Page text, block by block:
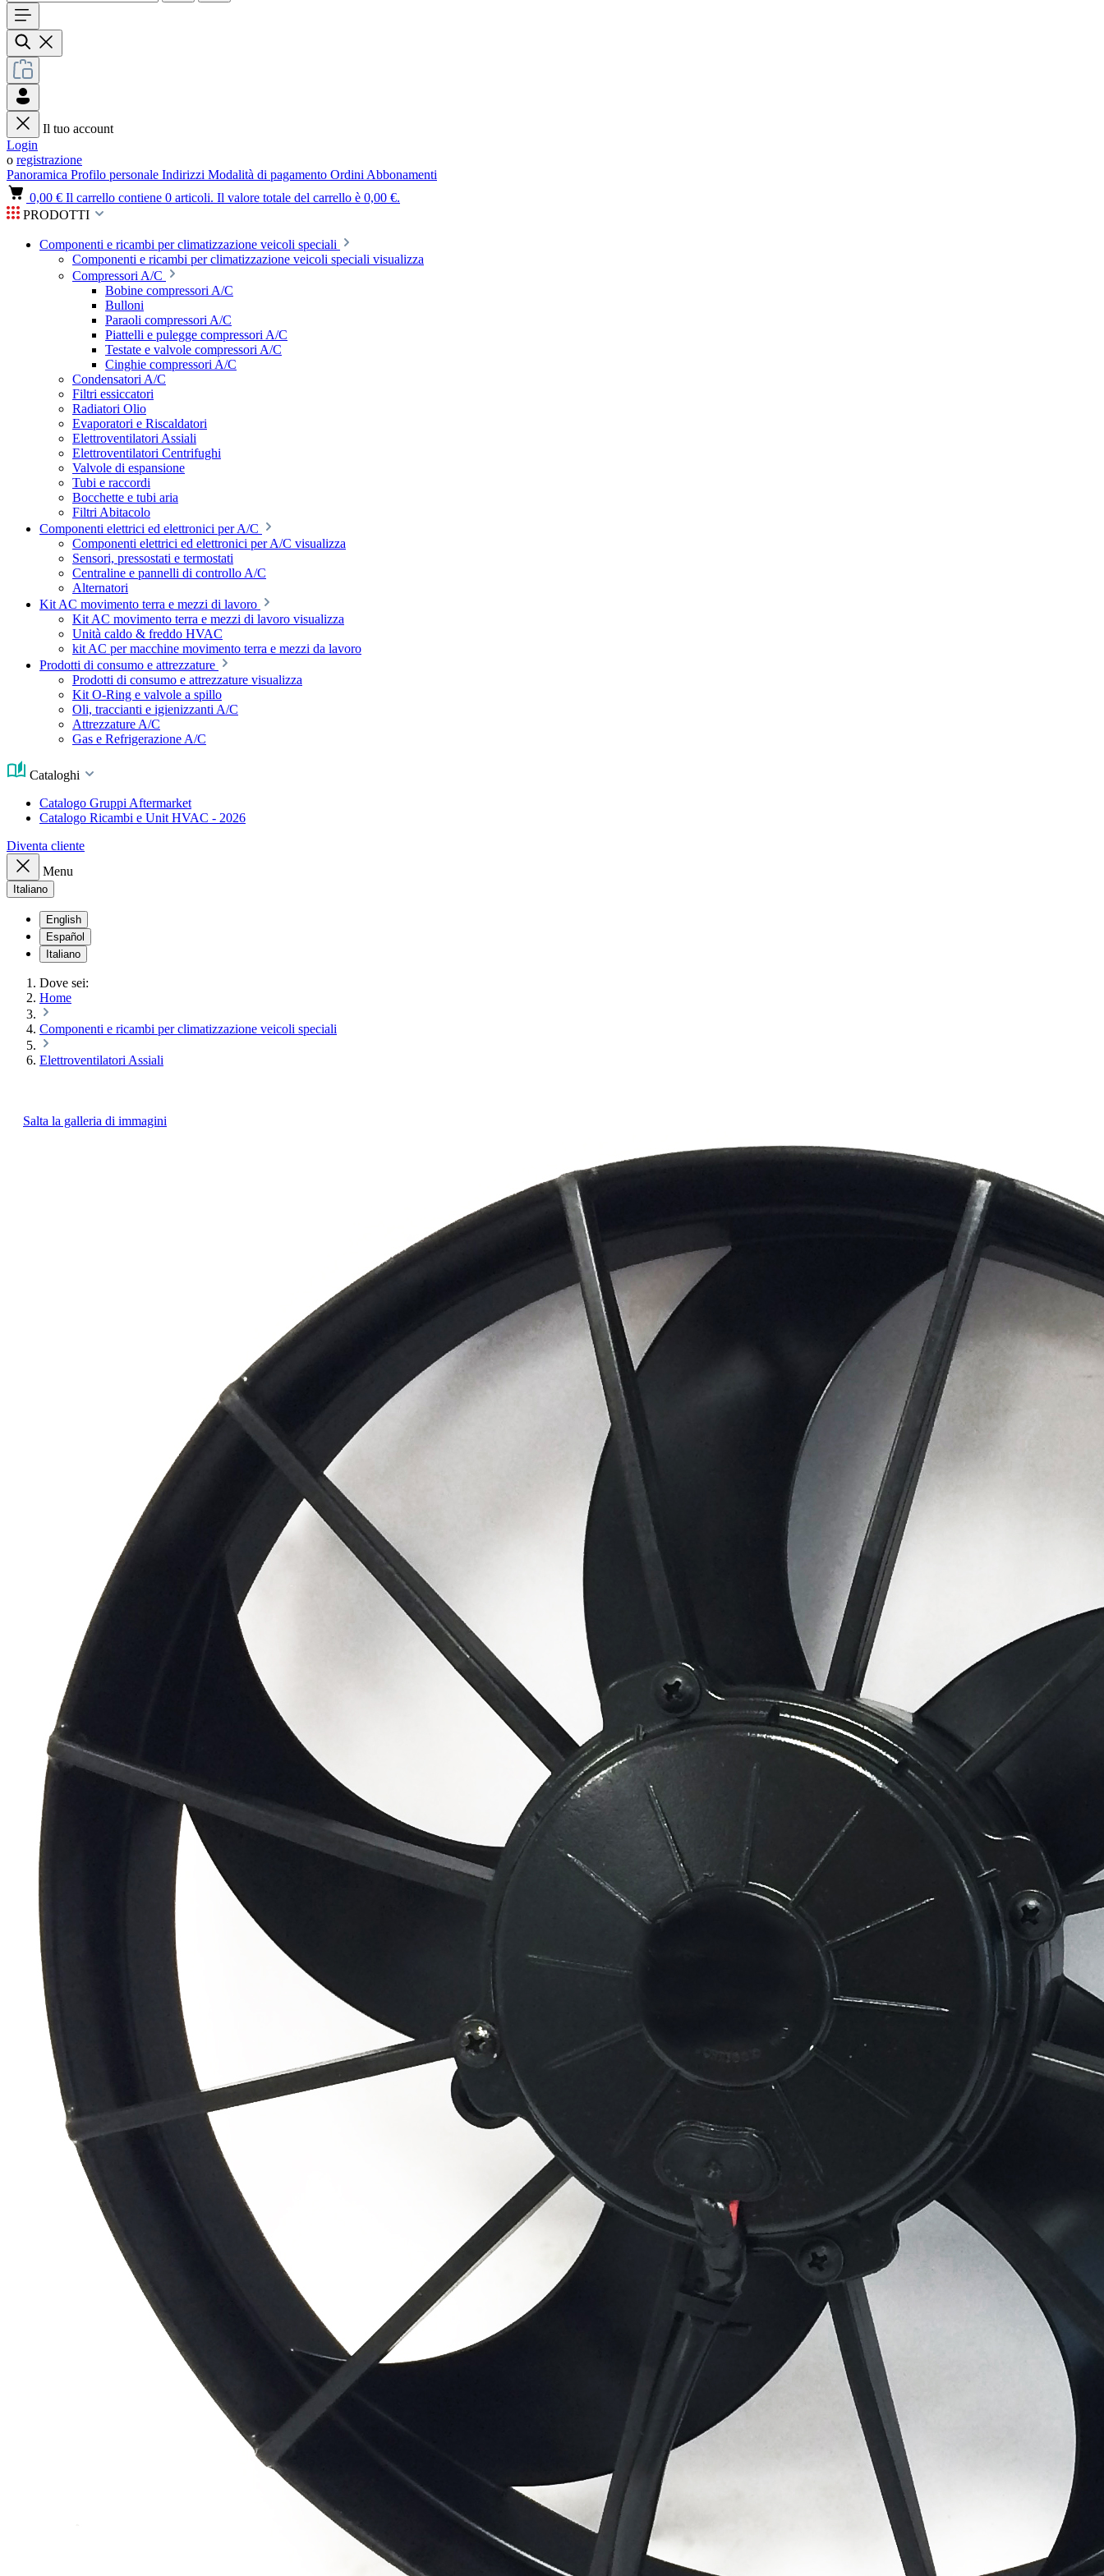
Il tuo account
Login
o registrazione
Panoramica Profilo personale Indirizzi Modalità di pagamento Ordini Abbonamenti
0,00 € Il carrello contiene 0 articoli. Il valore totale del carrello è 0,00 €.
PRODOTTI
Componenti e ricambi per climatizzazione veicoli speciali
Componenti e ricambi per climatizzazione veicoli speciali visualizza
Compressori A/C
Bobine compressori A/C
Bulloni
Paraoli compressori A/C
Piattelli e pulegge compressori A/C
Testate e valvole compressori A/C
Cinghie compressori A/C
Condensatori A/C
Filtri essiccatori
Radiatori Olio
Evaporatori e Riscaldatori
Elettroventilatori Assiali
Elettroventilatori Centrifughi
Valvole di espansione
Tubi e raccordi
Bocchette e tubi aria
Filtri Abitacolo
Componenti elettrici ed elettronici per A/C
Componenti elettrici ed elettronici per A/C visualizza
Sensori, pressostati e termostati
Centraline e pannelli di controllo A/C
Alternatori
Kit AC movimento terra e mezzi di lavoro
Kit AC movimento terra e mezzi di lavoro visualizza
Unità caldo & freddo HVAC
kit AC per macchine movimento terra e mezzi da lavoro
Prodotti di consumo e attrezzature
Prodotti di consumo e attrezzature visualizza
Kit O-Ring e valvole a spillo
Oli, traccianti e igienizzanti A/C
Attrezzature A/C
Gas e Refrigerazione A/C
Cataloghi
Catalogo Gruppi Aftermarket
Catalogo Ricambi e Unit HVAC - 2026
Diventa cliente
Menu
Italiano
English
Español
Italiano
Dove sei:
Home
Componenti e ricambi per climatizzazione veicoli speciali
Elettroventilatori Assiali
Salta la galleria di immagini